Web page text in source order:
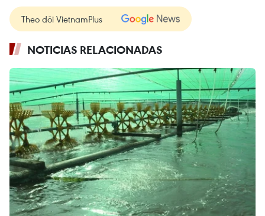
Theo dõi VietnamPlus
NOTICIAS RELACIONADAS